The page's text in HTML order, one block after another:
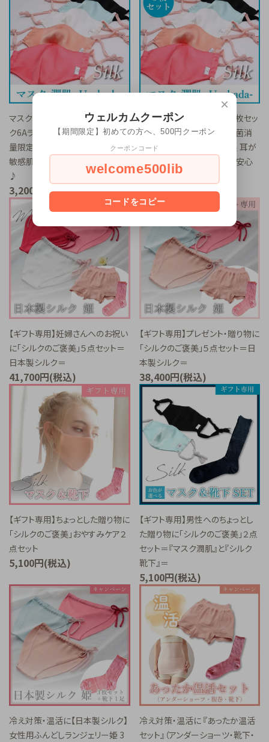
マスク 潤肌 -Uruhada- 両面シル
ク6Aランク【抗菌消臭加工】 【数
量限定】日本製 耳が痛くならず
敏感肌の方にも安心♪ギフトにも
♪
3,200円(税込)
マスク 潤肌 -Uruhada- 《3枚セッ
ト》両面シルク6Aランク【抗菌消
臭加工】 【数量限定】日本製 耳が
痛くならず 敏感肌の方にも安心
♪ギフトにも♪
9,300円(税込)
【ギフト専用】妊婦さんへのお祝い
に「シルクのご褒美」５点セット＝
日本製シルク＝
41,700円(税込)
【ギフト専用】プレゼント・贈り物に
「シルクのご褒美」５点セット＝日
本製シルク＝
38,400円(税込)
【ギフト専用】ちょっとした贈り物に
「シルクのご褒美」おやすみケア２
点セット
5,100円(税込)
【ギフト専用】男性へのちょっとし
た贈り物に「シルクのご褒美」２点
セット＝『マスク潤肌』と『シルク
靴下』＝
5,100円(税込)
冷え対策・温活に【日本製シルク】
女性用ふんどしランジェリー姫 3
冷え対策・温活に 『あったか温活
セット』（アンダーショーツ・靴下・
×
ウェルカムクーポン
【期間限定】初めての方へ、500円クーポン
クーポンコード
welcome500lib
コードをコピー